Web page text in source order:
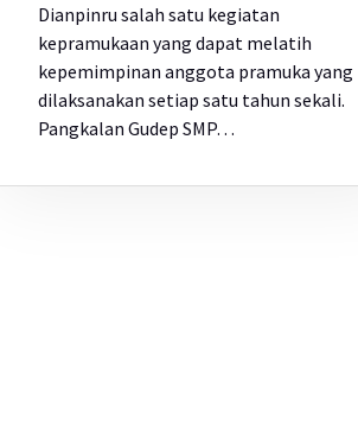
Dianpinru salah satu kegiatan
kepramukaan yang dapat melatih
kepemimpinan anggota pramuka yang
dilaksanakan setiap satu tahun sekali.
Pangkalan Gudep SMP…